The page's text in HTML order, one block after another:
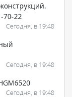
70-22
Сегодня, в 19:48
Сегодня, в 19:48
Сегодня, в 19:48